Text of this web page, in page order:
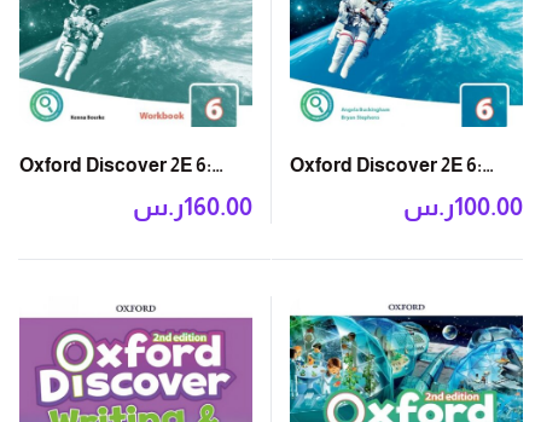
Oxford Discover 2E 6:
ر.س100.00
Oxford Discover 2E 6:
Workbook with Online
ر.س160.00